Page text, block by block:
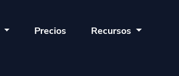
Precios Recursos